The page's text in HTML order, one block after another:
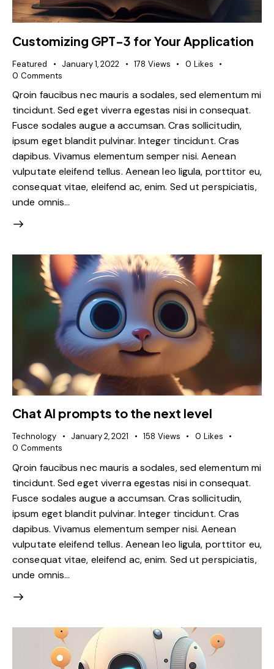
Customizing GPT-3 for Your Application
Featured January 1, 2022 178 Views 0 Likes
0 Comments
Qroin faucibus nec mauris a sodales, sed elementum mi
tincidunt. Sed eget viverra egestas nisi in consequat.
Fusce sodales augue a accumsan. Cras sollicitudin,
ipsum eget blandit pulvinar. Integer tincidunt. Cras
dapibus. Vivamus elementum semper nisi. Aenean
vulputate eleifend tellus. Aenean leo ligula, porttitor eu,
consequat vitae, eleifend ac, enim. Sed ut perspiciatis,
unde omnis…
Chat AI prompts to the next level
Technology January 2, 2021 158 Views 0 Likes
0 Comments
Qroin faucibus nec mauris a sodales, sed elementum mi
tincidunt. Sed eget viverra egestas nisi in consequat.
Fusce sodales augue a accumsan. Cras sollicitudin,
ipsum eget blandit pulvinar. Integer tincidunt. Cras
dapibus. Vivamus elementum semper nisi. Aenean
vulputate eleifend tellus. Aenean leo ligula, porttitor eu,
consequat vitae, eleifend ac, enim. Sed ut perspiciatis,
unde omnis…